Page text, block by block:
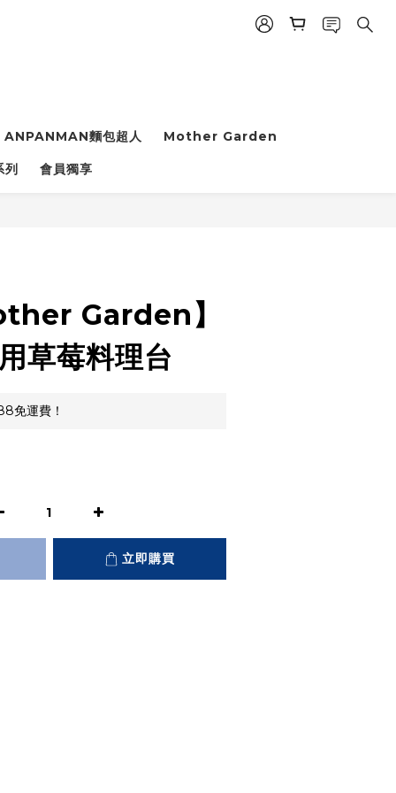
ANPANMAN麵包超人 Mother Garden
會員獨享
Garden】
草莓料理台
免運費！
立即購買